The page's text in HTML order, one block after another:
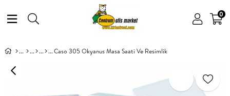
0
Caso 305 Okyanus Masa Saati Ve Resimlik